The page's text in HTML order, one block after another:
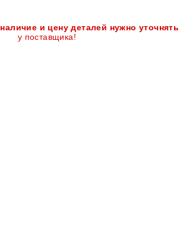
наличие и цену деталей нужно уточнять
у поставщика!